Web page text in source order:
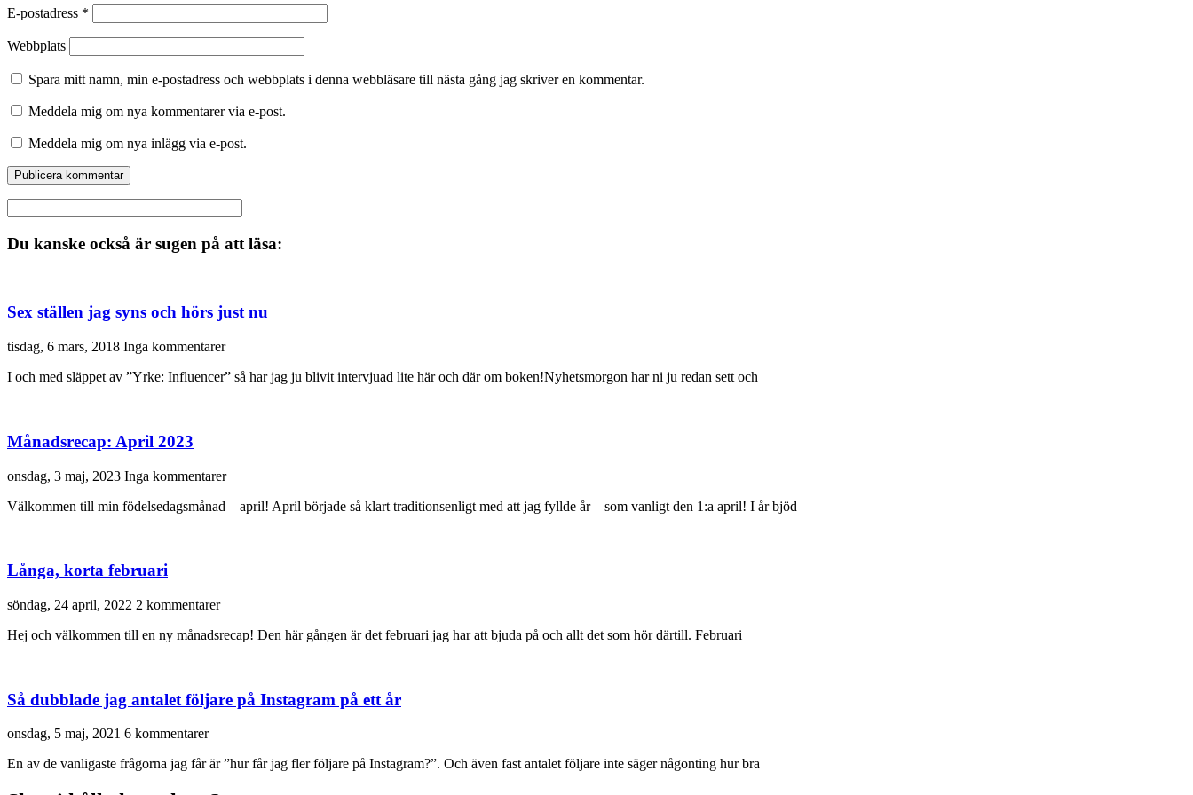
E-postadress *
Webbplats
Spara mitt namn, min e-postadress och webbplats i denna webbläsare till nästa gång jag skriver en kommentar.
Meddela mig om nya kommentarer via e-post.
Meddela mig om nya inlägg via e-post.
Du kanske också är sugen på att läsa:
Sex ställen jag syns och hörs just nu
tisdag, 6 mars, 2018 Inga kommentarer
I och med släppet av ”Yrke: Influencer” så har jag ju blivit intervjuad lite här och där om boken!Nyhetsmorgon har ni ju redan sett och
Månadsrecap: April 2023
onsdag, 3 maj, 2023 Inga kommentarer
Välkommen till min födelsedagsmånad – april! April började så klart traditionsenligt med att jag fyllde år – som vanligt den 1:a april! I år bjöd
Långa, korta februari
söndag, 24 april, 2022 2 kommentarer
Hej och välkommen till en ny månadsrecap! Den här gången är det februari jag har att bjuda på och allt det som hör därtill. Februari
Så dubblade jag antalet följare på Instagram på ett år
onsdag, 5 maj, 2021 6 kommentarer
En av de vanligaste frågorna jag får är ”hur får jag fler följare på Instagram?”. Och även fast antalet följare inte säger någonting hur bra